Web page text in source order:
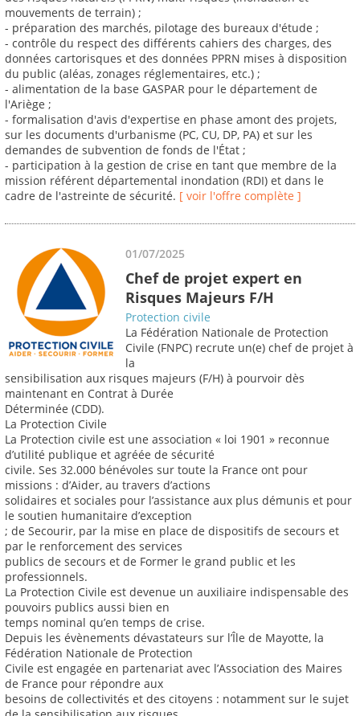
mouvements de terrain) ;
- préparation des marchés, pilotage des bureaux d'étude ;
- contrôle du respect des différents cahiers des charges, des
données cartorisques et des données PPRN mises à disposition
du public (aléas, zonages réglementaires, etc.) ;
- alimentation de la base GASPAR pour le département de
l'Ariège ;
- formalisation d'avis d'expertise en phase amont des projets,
sur les documents d'urbanisme (PC, CU, DP, PA) et sur les
demandes de subvention de fonds de l'État ;
- participation à la gestion de crise en tant que membre de la
mission référent départemental inondation (RDI) et dans le
cadre de l'astreinte de sécurité. [ voir l'offre complète ]
01/07/2025
Chef de projet expert en
Risques Majeurs F/H
Protection civile
La Fédération Nationale de Protection
Civile (FNPC) recrute un(e) chef de projet à
la
sensibilisation aux risques majeurs (F/H) à pourvoir dès
maintenant en Contrat à Durée
Déterminée (CDD).
La Protection Civile
La Protection civile est une association « loi 1901 » reconnue
d’utilité publique et agréée de sécurité
civile. Ses 32.000 bénévoles sur toute la France ont pour
missions : d’Aider, au travers d’actions
solidaires et sociales pour l’assistance aux plus démunis et pour
le soutien humanitaire d’exception
; de Secourir, par la mise en place de dispositifs de secours et
par le renforcement des services
publics de secours et de Former le grand public et les
professionnels.
La Protection Civile est devenue un auxiliaire indispensable des
pouvoirs publics aussi bien en
temps nominal qu’en temps de crise.
Depuis les évènements dévastateurs sur l’Île de Mayotte, la
Fédération Nationale de Protection
Civile est engagée en partenariat avec l’Association des Maires
de France pour répondre aux
besoins de collectivités et des citoyens : notamment sur le sujet